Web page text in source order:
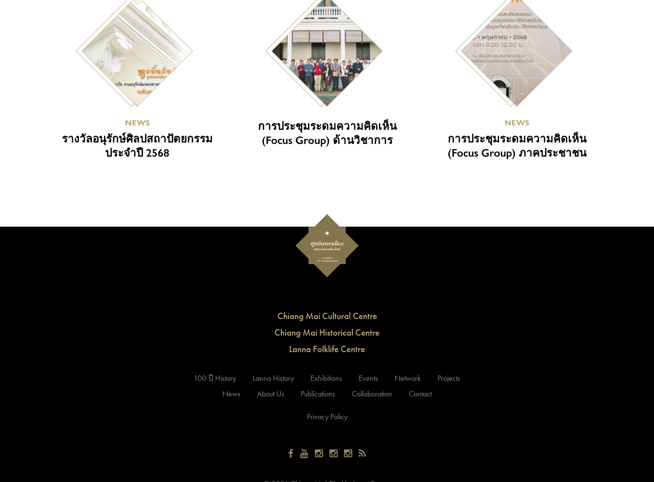
NEWS
รางวัลอนุรักษ์ศิลปสถาปัตยกรรม
ประจำปี 2568
การประชุมระดมความคิดเห็น
(Focus Group) ด้านวิชาการ
NEWS
การประชุมระดมความคิดเห็น
(Focus Group) ภาคประชาชน
Chiang Mai Cultural Centre
Chiang Mai Historical Centre
Lanna Folklife Centre
100 ปี History Lanna History Exhibitions Events Network
Projects
News
About Us Publications Collaboration Contact
Privacy Policy